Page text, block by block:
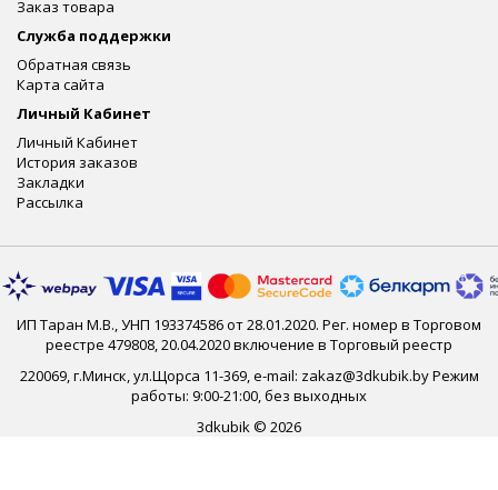
Заказ товара
Служба поддержки
Обратная связь
Карта сайта
Личный Кабинет
Личный Кабинет
История заказов
Закладки
Рассылка
ИП Таран М.В., УНП 193374586 от 28.01.2020. Рег. номер в Торговом
реестре 479808, 20.04.2020 включение в Торговый реестр
220069, г.Минск, ул.Щорса 11-369, e-mail: zakaz@3dkubik.by Режим
работы: 9:00-21:00, без выходных
3dkubik © 2026